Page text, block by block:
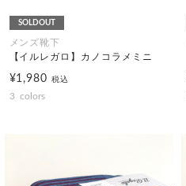
SOLDOUT
メンズ靴下
【イルレガロ】カノコラメミニ
¥1,980税込
3 colors